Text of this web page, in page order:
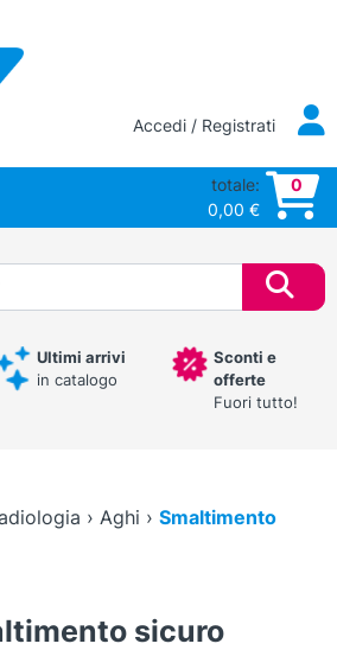
Accedi / Registrati
totale:
0,00 €
0
Ultimi arrivi
in catalogo
Sconti e
offerte
Fuori tutto!
› Aghi › Smaltimento
sicuro